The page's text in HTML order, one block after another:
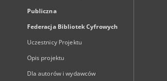
Publiczna
Federacja Bibliotek Cyfrowych
Uczestnicy Projektu
Opis projektu
Dla autorów i wydawców